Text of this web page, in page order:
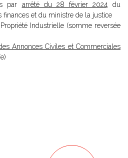
par arrêté du 28 février 2024 du
finances et du ministre de la justice
Industrielle (somme reversée
Annonces Civiles et Commerciales